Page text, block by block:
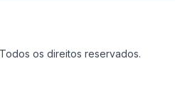
os direitos reservados.